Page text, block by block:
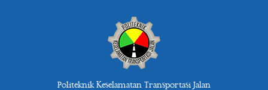
Politeknik Keselamatan Transportasi Jalan